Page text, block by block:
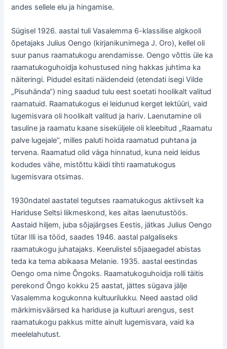
andes sellele elu ja hingamise.
Sügisel 1926. aastal tuli Vasalemma 6-klassilise algkooli
õpetajaks Julius Oengo (kirjanikunimega J. Oro), kellel oli
suur panus raamatukogu arendamisse. Oengo võttis üle ka
raamatukoguhoidja kohustused ning hakkas juhtima ka
näiteringi. Pidudel esitati näidendeid (etendati isegi Vilde
„Pisuhända“) ning saadud tulu eest soetati hoolikalt valitud
raamatuid. Raamatukogus ei leidunud kerget lektüüri, vaid
lugemisvara oli hoolikalt valitud ja hariv. Laenutamine oli
tasuline ja raamatu kaane siseküljele oli kleebitud „Raamatu
palve lugejale“, milles paluti hoida raamatud puhtana ja
tervena. Raamatud olid väga hinnatud, kuna neid leidus
kodudes vähe, mistõttu käidi tihti raamatukogus
lugemisvara otsimas.
1930ndatel aastatel tegutses raamatukogus aktiivselt ka
Hariduse Seltsi liikmeskond, kes aitas laenutustöös.
Aastaid hiljem, juba sõjajärgses Eestis, jätkas Julius Oengo
tütar Illi isa tööd, saades 1946. aastal palgaliseks
raamatukogu juhatajaks. Keerulistel sõjaaegadel abistas
teda ka tema abikaasa Melanie. 1935. aastal eestindas
Oengo oma nime Õngoks. Raamatukoguhoidja rolli täitis
perekond Õngo kokku 25 aastat, jättes sügava jälje
Vasalemma kogukonna kultuurilukku. Need aastad olid
märkimisväärsed ka hariduse ja kultuuri arengus, sest
raamatukogu pakkus mitte ainult lugemisvara, vaid ka
meelelahutust.